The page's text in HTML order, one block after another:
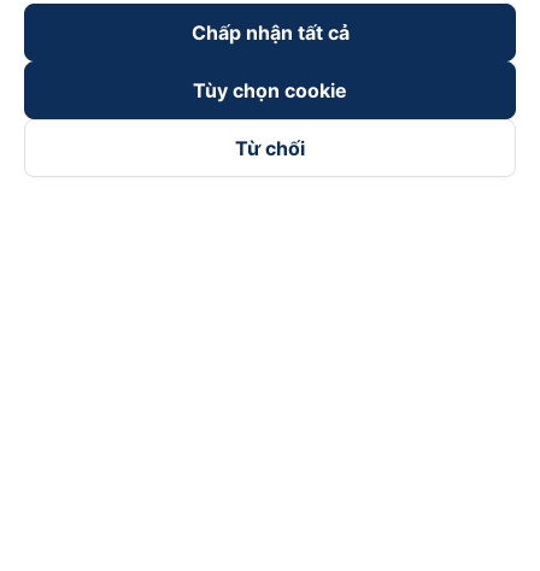
Chấp nhận tất cả
Tùy chọn cookie
Từ chối